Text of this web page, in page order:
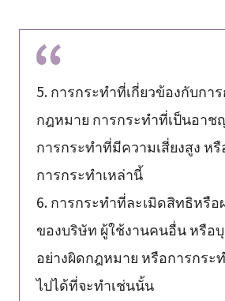
5. การกระทำที่เกี่ยวข้องกับกา
กฎหมาย การกระทำที่เป็นอาช
การกระทำที่มีความเสี่ยงสูง หรื
การกระทำเหล่านี้
6. การกระทำที่ละเมิดสิทธิหรื
ของบริษัท ผู้ใช้งานคนอื่น หรือ
อย่างผิดกฎหมาย หรือการกระ
ไปได้ที่จะทำเช่นนั้น